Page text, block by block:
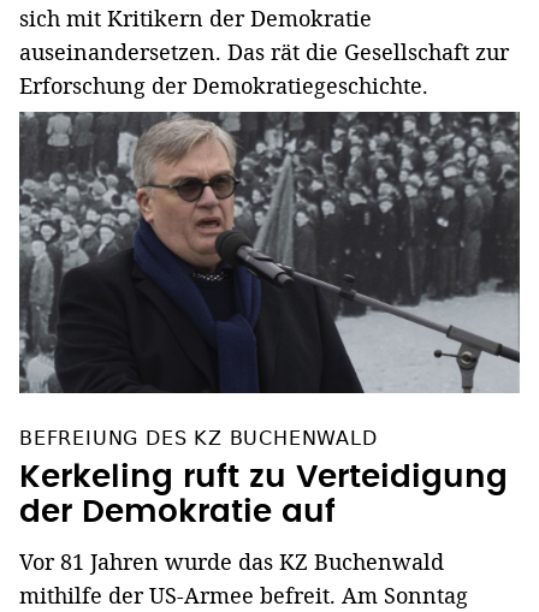
sich mit Kritikern der Demokratie
auseinandersetzen. Das rät die Gesellschaft zur
Erforschung der Demokratiegeschichte.
BEFREIUNG DES KZ BUCHENWALD
Kerkeling ruft zu Verteidigung
der Demokratie auf
Vor 81 Jahren wurde das KZ Buchenwald
mithilfe der US-Armee befreit. Am Sonntag